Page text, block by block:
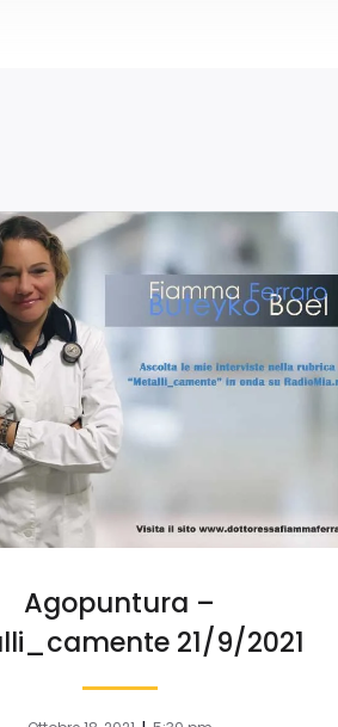
Agopuntura –
21/9/2021